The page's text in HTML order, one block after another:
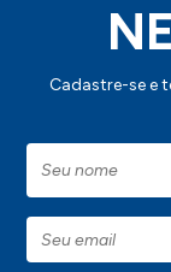
Cadastre-se e